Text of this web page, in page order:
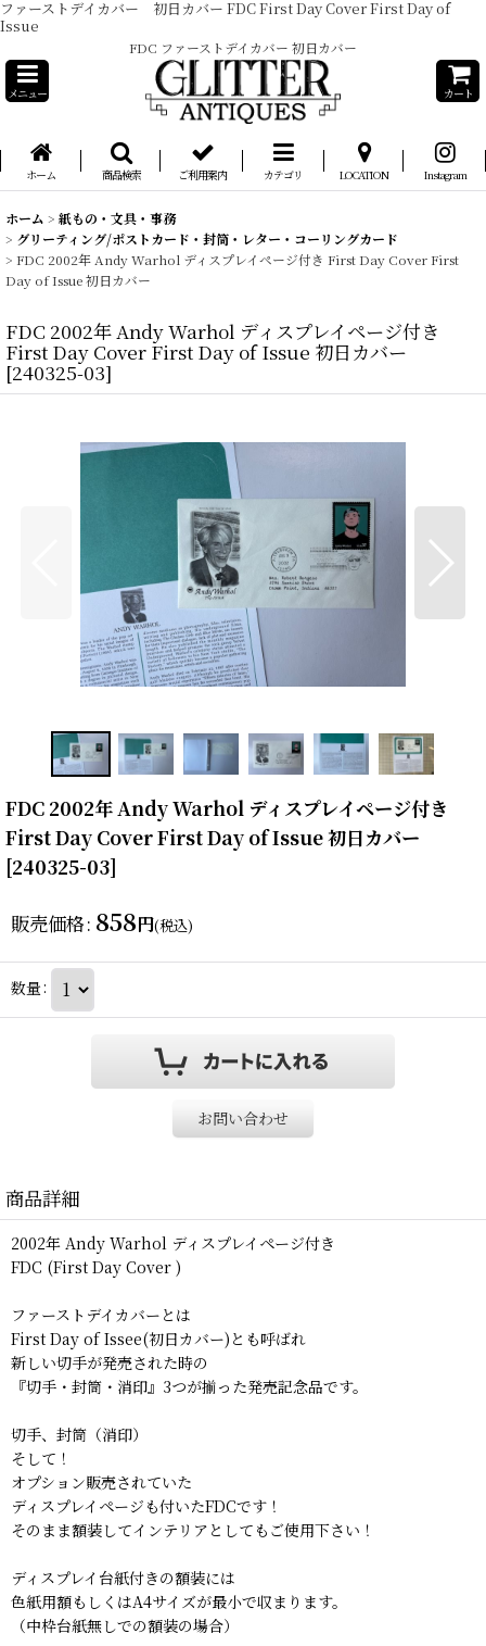
ファーストデイカバー 初日カバー FDC First Day Cover First Day of
Issue
FDC ファーストデイカバー 初日カバー
メニュー カート
ホーム 商品検索 ご利用案内 カテゴリ LOCATION Instagram
ホーム > 紙もの・文具・事務
> グリーティング/ポストカード・封筒・レター・コーリングカード
> FDC 2002年 Andy Warhol ディスプレイページ付き First Day Cover First
Day of Issue 初日カバー
FDC 2002年 Andy Warhol ディスプレイページ付き
First Day Cover First Day of Issue 初日カバー
[240325-03]
FDC 2002年 Andy Warhol ディスプレイページ付き
First Day Cover First Day of Issue 初日カバー
[240325-03]
販売価格: 858円(税込)
数量:
お問い合わせ
商品詳細
2002年 Andy Warhol ディスプレイページ付き
FDC (First Day Cover )
ファーストデイカバーとは
First Day of Issee(初日カバー)とも呼ばれ
新しい切手が発売された時の
『切手・封筒・消印』3つが揃った発売記念品です。
切手、封筒（消印）
そして！
オプション販売されていた
ディスプレイページも付いたFDCです！
そのまま額装してインテリアとしてもご使用下さい！
ディスプレイ台紙付きの額装には
色紙用額もしくはA4サイズが最小で収まります。
（中枠台紙無しでの額装の場合）